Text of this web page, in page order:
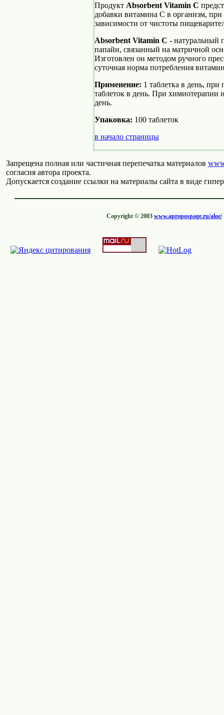
Продукт Absorbent Vitamin C
добавки витамина С в организм, при
зависимости от чистоты
Absorbent Vitamin C - натуральный
папайи, связанный на матричной
Изготовлен он методом ручного
суточная норма потребления
Применение: 1 таблетка в день,
таблеток в день. При химиотерапии
день.
Упаковка: 100 таблеток
в начало страницы
Запрещена полная или частичная перепечатка материалов
согласия автора проекта.
Допускается создание ссылки на материалы сайта в виде
Copyright © 2003 www.apropospage.ru/aloe/